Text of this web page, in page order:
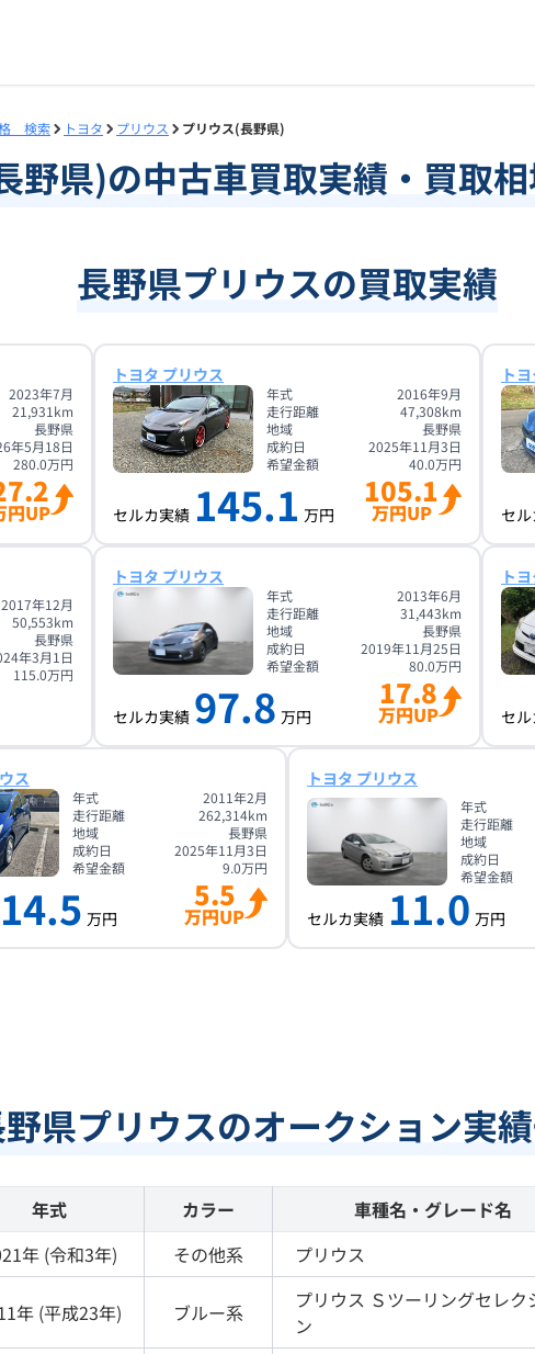
格 検索 トヨタ プリウス プリウス(長野県)
野県)の中古車買取実績・買取
長野県プリウスの買取実績
2023年7月
21,931 km
長野県
年5月18日
280.0万円
円UP
トヨタ プリウス
年式
2016年9月
走行距離
47,308km
地域
長野県
成約日
2025年11月3日
希望金額
40.0万円
セルカ実績 145.1 万円
105.1
万円UP
ト
セ
2017年12月
50,553km
長野県
年3月1日
115.0万円
トヨタ プリウス
年式
2013年6月
走行距離
31,443km
地域
長野県
成約日
2019年11月25日
希望金額
80.0万円
セルカ実績 97.8 万円
17.8
万円UP
ト
セ
ス
年式
2011年2月
走行距離
262,314km
地域
長野県
成約日
2025年11月3日
希望金額
9.0万円
14.5 万円
5.5
万円UP
トヨタ プリウス
年式
走行距離
地域
成約日
希望金額
セルカ実績 11.0 万円
県プリウスのオークション実
年式 カラー 車種名・グレード名
年 (令和3年) その他系 プリウス
年 (平成23年) ブルー系 プリウス Ｓツーリングセレク
ン